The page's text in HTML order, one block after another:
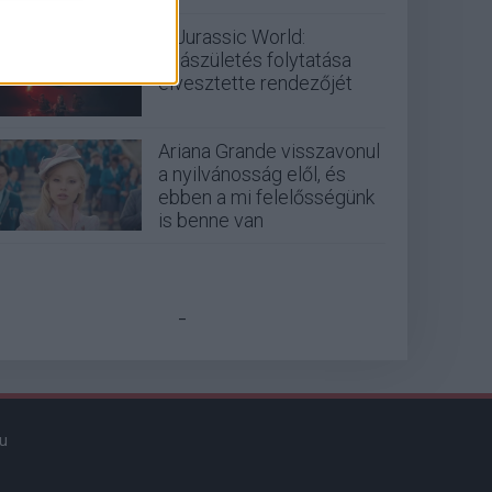
A Jurassic World:
Újjászületés folytatása
elvesztette rendezőjét
Ariana Grande visszavonul
a nyilvánosság elől, és
ebben a mi felelősségünk
is benne van